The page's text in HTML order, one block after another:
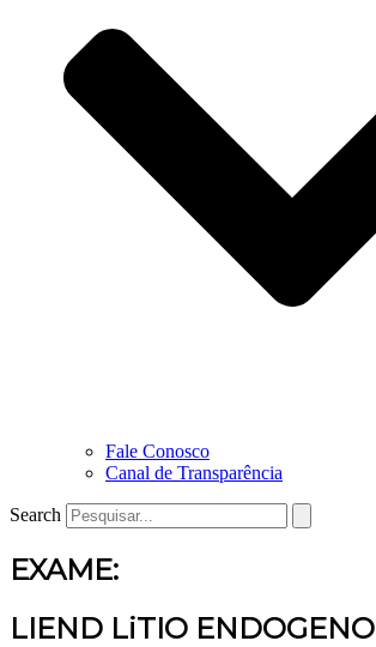
Fale Conosco
Canal de Transparência
Search
EXAME:
LIEND LiTIO ENDOGENO